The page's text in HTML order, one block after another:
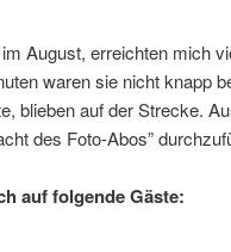
August, erreichten mich
waren sie nicht knapp
blieben auf der Strecke.
des Foto-Abos”
auf folgende Gäste: